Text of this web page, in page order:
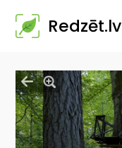
Redzēt.lv